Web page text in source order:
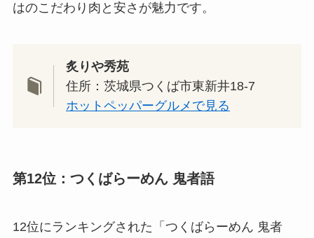
はのこだわり肉と安さが魅力です。
炙りや秀苑
住所：茨城県つくば市東新井18-7
ホットペッパーグルメで見る
第12位：つくばらーめん 鬼者語
12位にランキングされた「つくばらーめん 鬼者